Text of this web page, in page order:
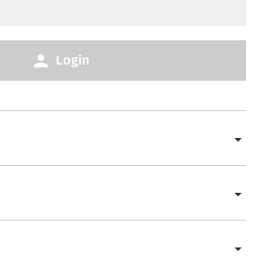
Login